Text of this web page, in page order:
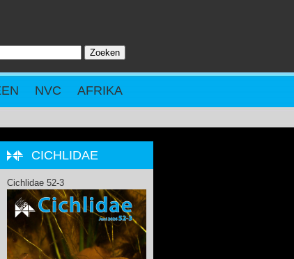
ZOEKVELD
NVC AFRIKA
CICHLIDAE
Cichlidae 52-3